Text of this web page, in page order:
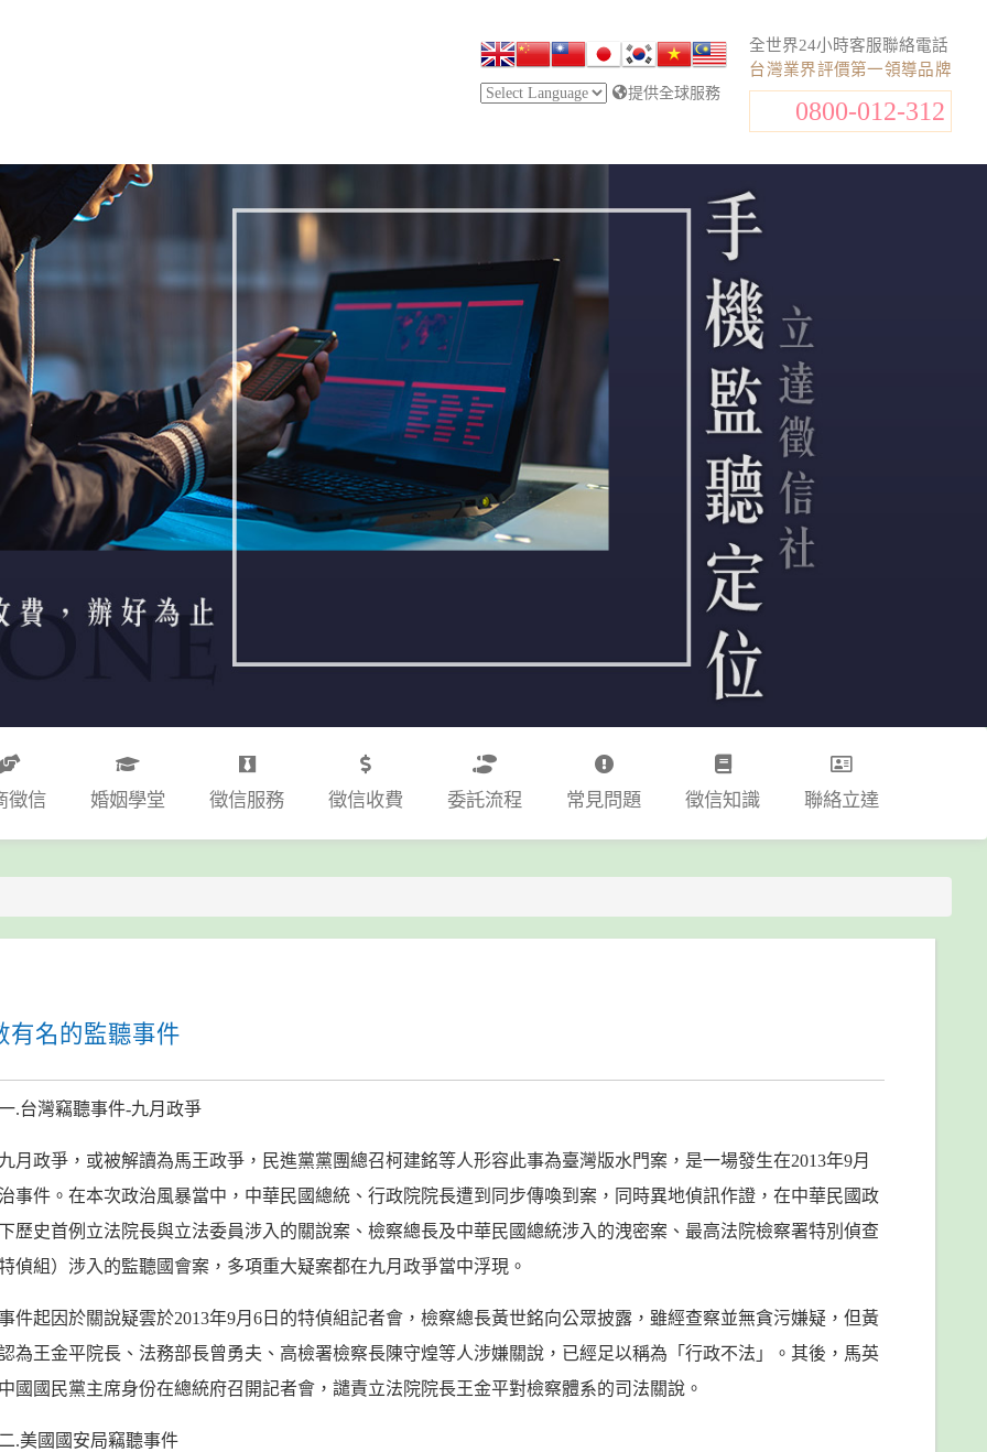
全世界24小時客服聯絡電話
台灣業界評價第一領導品牌
0800-012-312
提供全球服務
徵信 婚姻學堂 徵信服務 徵信收費 委託流程 常見問題 徵信知識 聯絡立達
有名的監聽事件
.台灣竊聽事件-九月政爭
月政爭，或被解讀為馬王政爭，民進黨黨團總召柯建銘等人形容此事為臺灣版水門案，是一場發生在2013年9月
事件。在本次政治風暴當中，中華民國總統、行政院院長遭到同步傳喚到案，同時異地偵訊作證，在中華民國政
歷史首例立法院長與立法委員涉入的關說案、檢察總長及中華民國總統涉入的洩密案、最高法院檢察署特別偵查
偵組）涉入的監聽國會案，多項重大疑案都在九月政爭當中浮現。
件起因於關說疑雲於2013年9月6日的特偵組記者會，檢察總長黃世銘向公眾披露，雖經查察並無貪污嫌疑，但黃
為王金平院長、法務部長曾勇夫、高檢署檢察長陳守煌等人涉嫌關說，已經足以稱為「行政不法」。其後，馬英
國國民黨主席身份在總統府召開記者會，譴責立法院院長王金平對檢察體系的司法關說。
.美國國安局竊聽事件